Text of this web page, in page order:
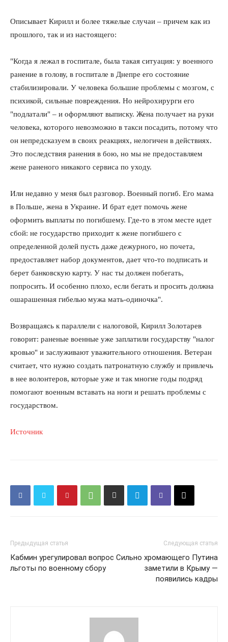
Описывает Кирилл и более тяжелые случаи – причем как из
прошлого, так и из настоящего:
"Когда я лежал в госпитале, была такая ситуация: у военного
ранение в голову, в госпитале в Днепре его состояние
стабилизировали. У человека большие проблемы с мозгом, с
психикой, сильные повреждения. Но нейрохирурги его
"подлатали" – и оформляют выписку. Жена получает на руки
человека, которого невозможно в такси посадить, потому что
он непредсказуем в своих реакциях, нелогичен в действиях.
Это последствия ранения в бою, но мы не предоставляем
жене раненого никакого сервиса по уходу.
Или недавно у меня был разговор. Военный погиб. Его мама
в Польше, жена в Украине. И брат едет помочь жене
оформить выплаты по погибшему. Где-то в этом месте идет
сбой: не государство приходит к жене погибшего с
определенной долей пусть даже дежурного, но почета,
предоставляет набор документов, дает что-то подписать и
берет банковскую карту. У нас ты должен побегать,
попросить. И особенно плохо, если бегать и просить должна
ошарашенная гибелью мужа мать-одиночка".
Возвращаясь к параллели с налоговой, Кирилл Золотарев
говорит: раненые военные уже заплатили государству "налог
кровью" и заслуживают уважительного отношения. Ветеран
считает, что нужно создать патронатную службу и привлечь
в нее волонтеров, которые уже и так многие годы подряд
помогают военным вставать на ноги и решать проблемы с
государством.
Источник
Предыдущая статья
Кабмин урегулировал вопрос
льготы по военному сбору
Следующая статья
Сильно хромающего Путина
заметили в Крыму —
появились кадры